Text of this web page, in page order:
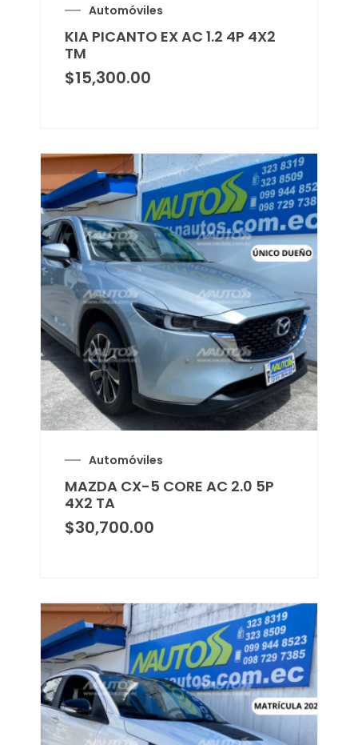
Automóviles
KIA PICANTO EX AC 1.2 4P 4X2
TM
$15,300.00
Automóviles
MAZDA CX-5 CORE AC 2.0 5P
4X2 TA
$30,700.00